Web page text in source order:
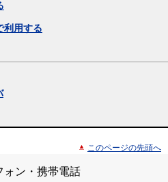
利用する
このページの先頭へ
ォン・携帯電話